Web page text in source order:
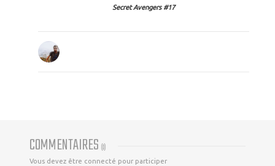
Secret Avengers #17
COMMENTAIRES (0)
Vous devez être connecté pour participer